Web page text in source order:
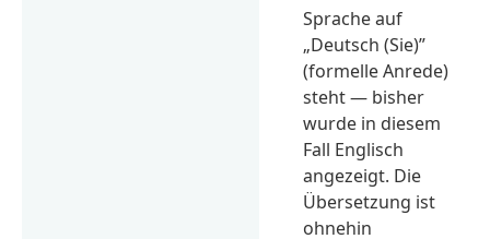
Sprache auf
„Deutsch (Sie)”
(formelle Anrede)
steht — bisher
wurde in diesem
Fall Englisch
angezeigt. Die
Übersetzung ist
ohnehin